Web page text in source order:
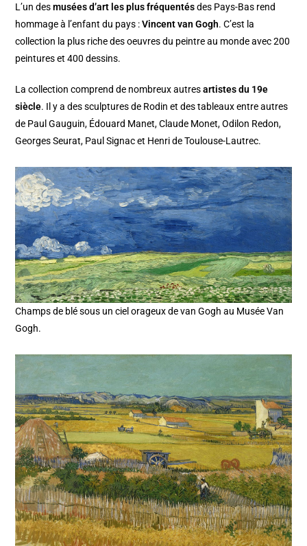
L’un desmusées d’art les plus fréquentésdes Pays-Bas rend
hommage à l’enfant du pays :Vincent van Gogh. C’est la
collection la plus riche des oeuvres du peintre au monde avec 200
peintures et 400 dessins.
La collection comprend de nombreux autresartistes du 19e
siècle. Il y a des sculptures de Rodin et des tableaux entre autres
de Paul Gauguin, Édouard Manet, Claude Monet, Odilon Redon,
Georges Seurat, Paul Signac et Henri de Toulouse-Lautrec.
Champs de blé sous un ciel orageux de van Gogh au Musée Van
Gogh.